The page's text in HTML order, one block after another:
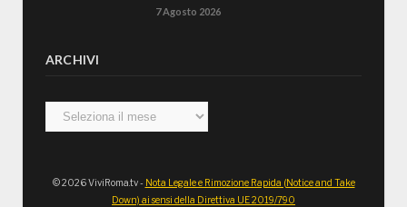
7 Agosto 2026
ARCHIVI
Archivi
© 2026 ViviRoma.tv - Nota Legale e Rimozione Rapida (Notice and Take
Down) ai sensi della Direttiva UE 2019/790